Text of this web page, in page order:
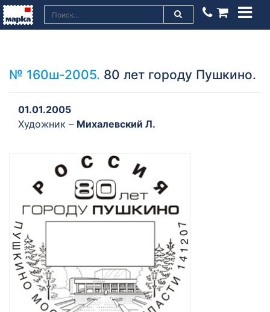
№ 160ш-2005. 80 лет городу Пушкино.
01.01.2005
Художник – Михалевский Л.